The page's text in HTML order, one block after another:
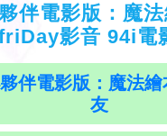
伴電影版：魔
影音 94i電
伴電影版：魔法繪
友